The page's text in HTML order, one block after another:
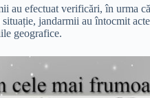
au efectuat verificări, în urma
jandarmii au întocmit
geografice.